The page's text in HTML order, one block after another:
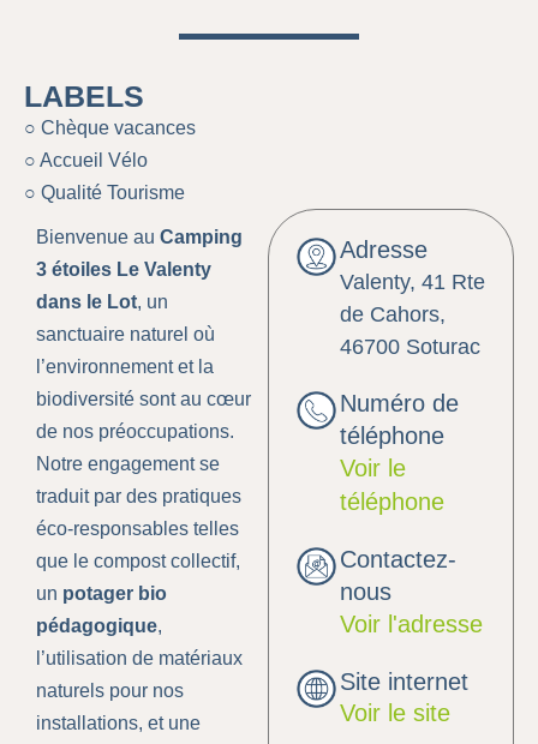
LABELS
○ Chèque vacances
○ Accueil Vélo
○ Qualité Tourisme
Bienvenue au Camping
3 étoiles Le Valenty
dans le Lot, un
sanctuaire naturel où
l’environnement et la
biodiversité sont au cœur
de nos préoccupations.
Notre engagement se
traduit par des pratiques
éco-responsables telles
que le compost collectif,
un potager bio
pédagogique,
l’utilisation de matériaux
naturels pour nos
installations, et une
Adresse
Valenty, 41 Rte
de Cahors,
46700 Soturac
Numéro de
téléphone
Voir le
téléphone
Contactez-
nous
Voir l'adresse
Site internet
Voir le site